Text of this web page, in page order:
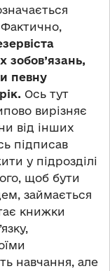
Фактично,
зобов’язань,
певну
Ось тут
вирізняє
від інших
підписав
у підрозділі
щоб бути
займається
книжки
навчання, але